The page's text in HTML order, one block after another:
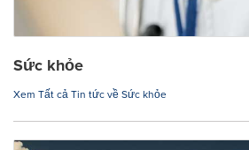
Sức khỏe
Xem Tất cả Tin tức về Sức khỏe